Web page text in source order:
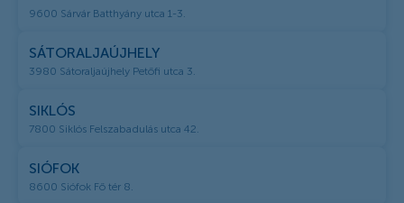
9600 Sárvár Batthyány utca 1-3.
SÁTORALJAÚJHELY
3980 Sátoraljaújhely Petőfi utca 3.
SIKLÓS
7800 Siklós Felszabadulás utca 42.
SIÓFOK
8600 Siófok Fő tér 8.